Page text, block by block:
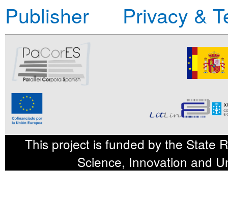
Publisher
Privacy &
This project is funded by the State
Science, Innovation and